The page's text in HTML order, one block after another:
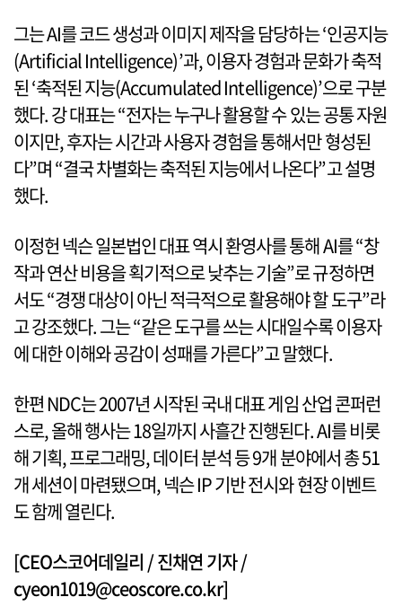
그는 AI를 코드 생성과 이미지 제작을 담당하는 ‘인공지능
(Artificial Intelligence)’과, 이용자 경험과 문화가 축적
된 ‘축적된 지능(Accumulated Intelligence)’으로 구분
했다. 강 대표는 “전자는 누구나 활용할 수 있는 공통 자원
이지만, 후자는 시간과 사용자 경험을 통해서만 형성된
다”며 “결국 차별화는 축적된 지능에서 나온다”고 설명
했다.
이정헌 넥슨 일본법인 대표 역시 환영사를 통해 AI를 “창
작과 연산 비용을 획기적으로 낮추는 기술”로 규정하면
서도 “경쟁 대상이 아닌 적극적으로 활용해야 할 도구”라
고 강조했다. 그는 “같은 도구를 쓰는 시대일수록 이용자
에 대한 이해와 공감이 성패를 가른다”고 말했다.
한편 NDC는 2007년 시작된 국내 대표 게임 산업 콘퍼런
스로, 올해 행사는 18일까지 사흘간 진행된다. AI를 비롯
해 기획, 프로그래밍, 데이터 분석 등 9개 분야에서 총 51
개 세션이 마련됐으며, 넥슨 IP 기반 전시와 현장 이벤트
도 함께 열린다.
[CEO스코어데일리 / 진채연 기자 /
cyeon1019@ceoscore.co.kr]